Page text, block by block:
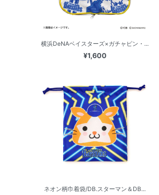
横浜DeNAベイスターズ×ガチャピン・...
¥1,600
ネオン柄巾着袋/DB.スターマン＆DB...